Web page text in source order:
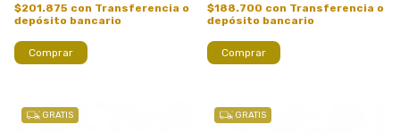
$201.875 con Transferencia o
depósito bancario
Comprar
$188.700 con Transferencia o
depósito bancario
Comprar
GRATIS GRATIS